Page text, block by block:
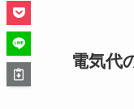
電気代